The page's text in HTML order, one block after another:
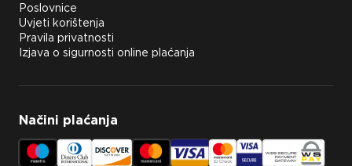
Poslovnice
Uvjeti korištenja
Pravila privatnosti
Izjava o sigurnosti online plaćanja
Načini plaćanja